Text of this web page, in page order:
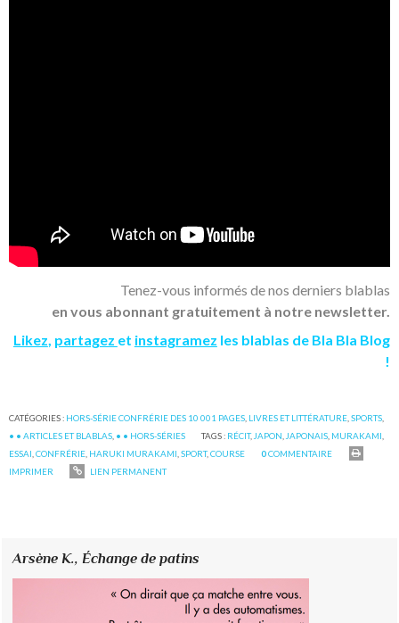
Tenez-vous informés de nos derniers blablas
en vous abonnant gratuitement à notre newsletter.
Likez, partagez et instagramez les blablas de Bla Bla Blog
!
CATÉGORIES : HORS-SÉRIE CONFRÉRIE DES 10 001 PAGES LIVRES ET LITTÉRATURE ,SPORTS
• • ARTICLES ET BLABLAS • • HORS-SÉRIES TAGS : RÉCIT, JAPON JAPONAIS MURAKAMI
ESSAI ,CONFRÉRIE HARUKI MURAKAMI ,SPORT,COURSE 0COMMENTAIRE
IMPRIMER
LIEN PERMANENT
Arsène K.,Échange de patins